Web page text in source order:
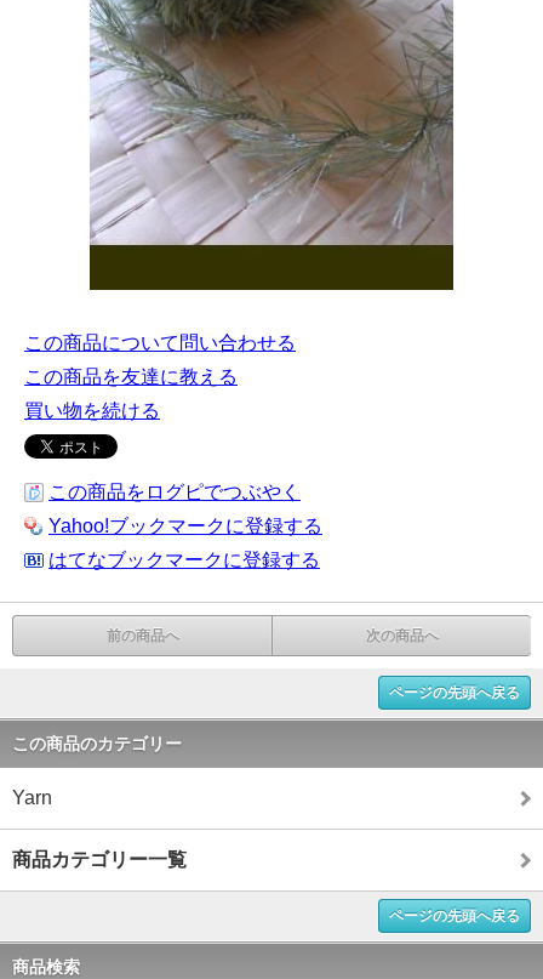
この商品について問い合わせる
この商品を友達に教える
買い物を続ける
この商品をログピでつぶやく
Yahoo!ブックマークに登録する
はてなブックマークに登録する
前の商品へ 次の商品へ
ページの先頭へ戻る
この商品のカテゴリー
Yarn
商品カテゴリー一覧
ページの先頭へ戻る
商品検索